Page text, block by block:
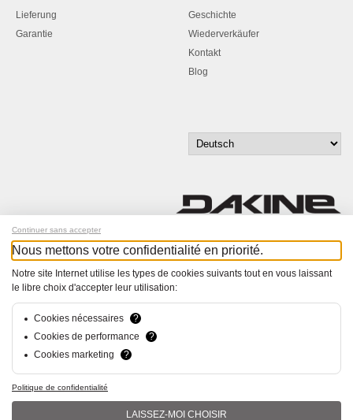
Lieferung
Garantie
Geschichte
Wiederverkäufer
Kontakt
Blog
Melde dich für unseren Newsletter an!
Alle Rechte vorbehalten
hsolutions.ch
Continuer sans accepter
Nous mettons votre confidentialité en priorité.
Notre site Internet utilise les types de cookies suivants tout en vous laissant
le libre choix d'accepter leur utilisation:
Cookies nécessaires
?
Cookies de performance
?
Cookies marketing
?
Politique de confidentialité
LAISSEZ-MOI CHOISIR